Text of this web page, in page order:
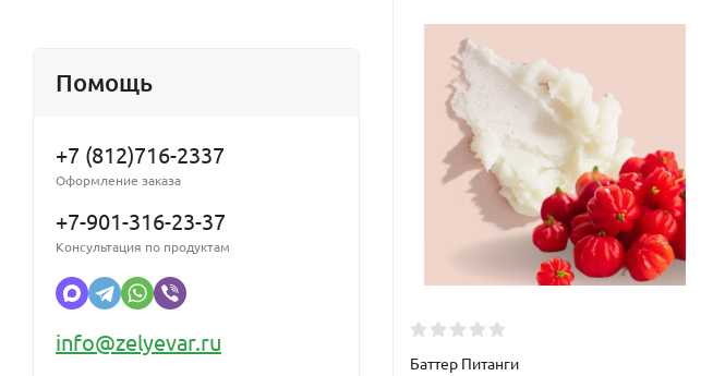
Помощь
+7 (812)716-2337
Оформление заказа
+7-901-316-23-37
Консультация по продуктам
info@zelyevar.ru
Баттер Питанги